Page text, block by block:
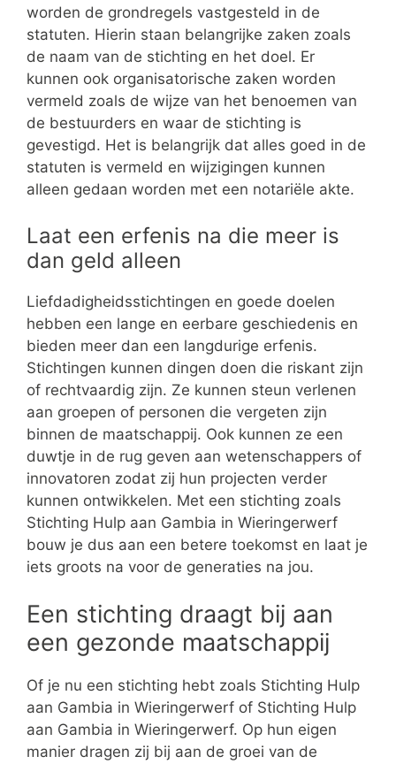
worden de grondregels vastgesteld in de
statuten. Hierin staan belangrijke zaken zoals
de naam van de stichting en het doel. Er
kunnen ook organisatorische zaken worden
vermeld zoals de wijze van het benoemen van
de bestuurders en waar de stichting is
gevestigd. Het is belangrijk dat alles goed in de
statuten is vermeld en wijzigingen kunnen
alleen gedaan worden met een notariële akte.
Laat een erfenis na die meer is
dan geld alleen
Liefdadigheidsstichtingen en goede doelen
hebben een lange en eerbare geschiedenis en
bieden meer dan een langdurige erfenis.
Stichtingen kunnen dingen doen die riskant zijn
of rechtvaardig zijn. Ze kunnen steun verlenen
aan groepen of personen die vergeten zijn
binnen de maatschappij. Ook kunnen ze een
duwtje in de rug geven aan wetenschappers of
innovatoren zodat zij hun projecten verder
kunnen ontwikkelen. Met een stichting zoals
Stichting Hulp aan Gambia in Wieringerwerf
bouw je dus aan een betere toekomst en laat je
iets groots na voor de generaties na jou.
Een stichting draagt bij aan
een gezonde maatschappij
Of je nu een stichting hebt zoals Stichting Hulp
aan Gambia in Wieringerwerf of Stichting Hulp
aan Gambia in Wieringerwerf. Op hun eigen
manier dragen zij bij aan de groei van de